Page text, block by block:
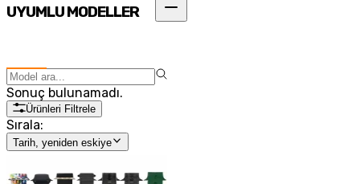
UYUMLU MODELLER
Sonuç bulunamadı.
Ürünleri Filtrele
Sırala:
Tarih, yeniden eskiye